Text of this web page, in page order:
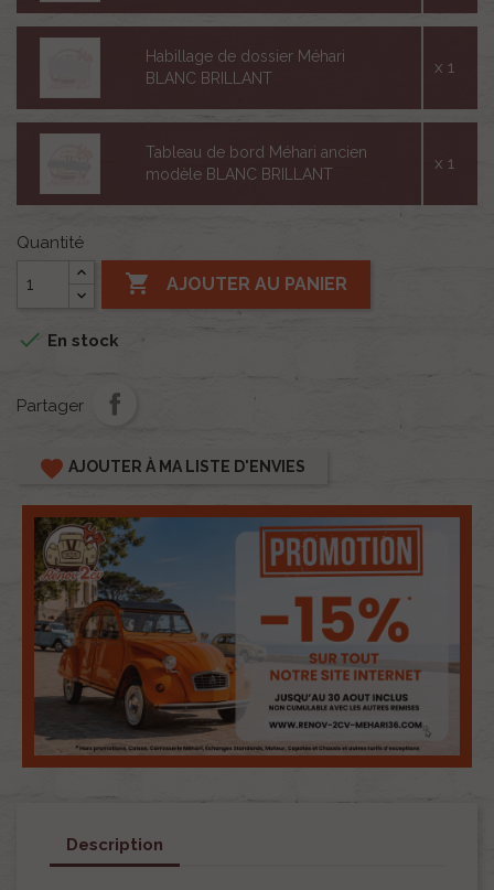
Habillage de dossier Méhari
BLANC BRILLANT
x 1
Tableau de bord Méhari ancien
modèle BLANC BRILLANT
x 1
Quantité
 AJOUTER AU PANIER
 En stock
Partager
favorite AJOUTER À MA LISTE D'ENVIES
Description